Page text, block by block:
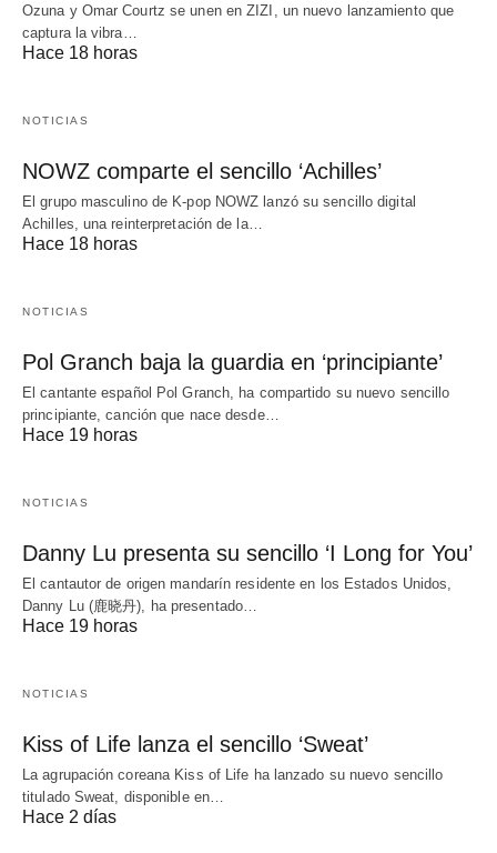
Ozuna y Omar Courtz se unen en ZIZI, un nuevo lanzamiento que
captura la vibra…
Hace 18 horas
NOTICIAS
NOWZ comparte el sencillo ‘Achilles’
El grupo masculino de K-pop NOWZ lanzó su sencillo digital
Achilles, una reinterpretación de la…
Hace 18 horas
NOTICIAS
Pol Granch baja la guardia en ‘principiante’
El cantante español Pol Granch, ha compartido su nuevo sencillo
principiante, canción que nace desde…
Hace 19 horas
NOTICIAS
Danny Lu presenta su sencillo ‘I Long for You’
El cantautor de origen mandarín residente en los Estados Unidos,
Danny Lu (鹿晓丹), ha presentado…
Hace 19 horas
NOTICIAS
Kiss of Life lanza el sencillo ‘Sweat’
La agrupación coreana Kiss of Life ha lanzado su nuevo sencillo
titulado Sweat, disponible en…
Hace 2 días